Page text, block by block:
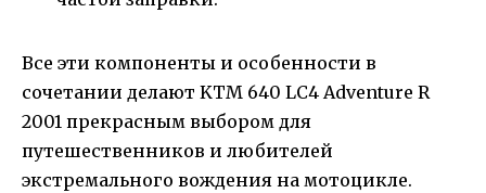
Все эти компоненты и особенности в
сочетании делают KTM 640 LC4 Adventure R
2001 прекрасным выбором для
путешественников и любителей
экстремального вождения на мотоцикле.